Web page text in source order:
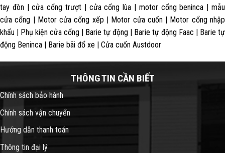
tay đòn | cửa cổng trượt | cửa cổng lùa | motor cổng beninca | mẫu
cửa cổng | Motor cửa cổng xếp | Motor cửa cuốn | Motor cổng nhập
khẩu | Phụ kiện cửa cổng | Barie tự động | Barie tự động Faac | Barie tự
động Beninca | Barie bãi đổ xe | Cửa cuốn Austdoor
THÔNG TIN CẦN BIẾT
Chính sách bảo hành
Chính sách vận chuyển
Hướng dẫn thanh toán
Thông tin đại lý